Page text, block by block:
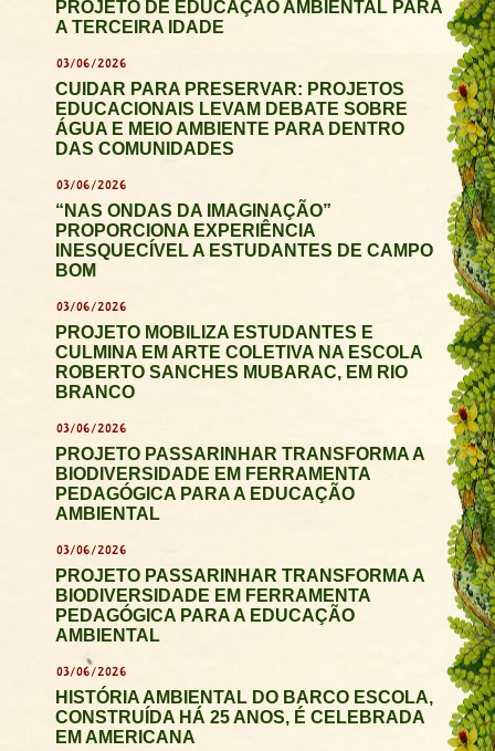
PROJETO DE EDUCAÇÃO AMBIENTAL PARA
A TERCEIRA IDADE
03/06/2026
CUIDAR PARA PRESERVAR: PROJETOS
EDUCACIONAIS LEVAM DEBATE SOBRE
ÁGUA E MEIO AMBIENTE PARA DENTRO
DAS COMUNIDADES
03/06/2026
“NAS ONDAS DA IMAGINAÇÃO”
PROPORCIONA EXPERIÊNCIA
INESQUECÍVEL A ESTUDANTES DE CAMPO
BOM
03/06/2026
PROJETO MOBILIZA ESTUDANTES E
CULMINA EM ARTE COLETIVA NA ESCOLA
ROBERTO SANCHES MUBARAC, EM RIO
BRANCO
03/06/2026
PROJETO PASSARINHAR TRANSFORMA A
BIODIVERSIDADE EM FERRAMENTA
PEDAGÓGICA PARA A EDUCAÇÃO
AMBIENTAL
03/06/2026
PROJETO PASSARINHAR TRANSFORMA A
BIODIVERSIDADE EM FERRAMENTA
PEDAGÓGICA PARA A EDUCAÇÃO
AMBIENTAL
03/06/2026
HISTÓRIA AMBIENTAL DO BARCO ESCOLA,
CONSTRUÍDA HÁ 25 ANOS, É CELEBRADA
EM AMERICANA